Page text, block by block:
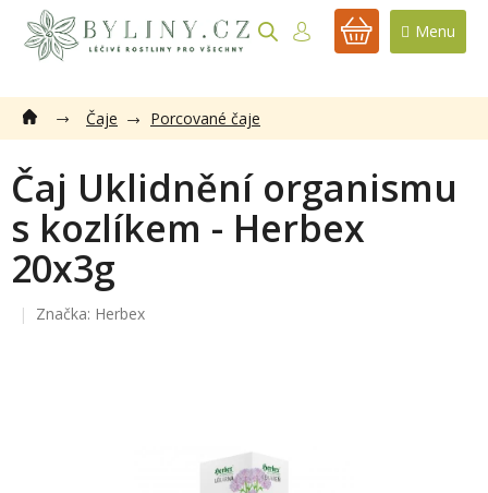
obsah
NÁKUPNÍ
Čaje Porcované čaje
Čaj Uklidnění organismu
s kozlíkem - Herbex
20x3g
Značka: Herbex